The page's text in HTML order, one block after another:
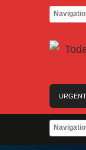
edificio de Hídricos